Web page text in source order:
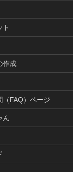
ト
作成
（FAQ）ページ
ん